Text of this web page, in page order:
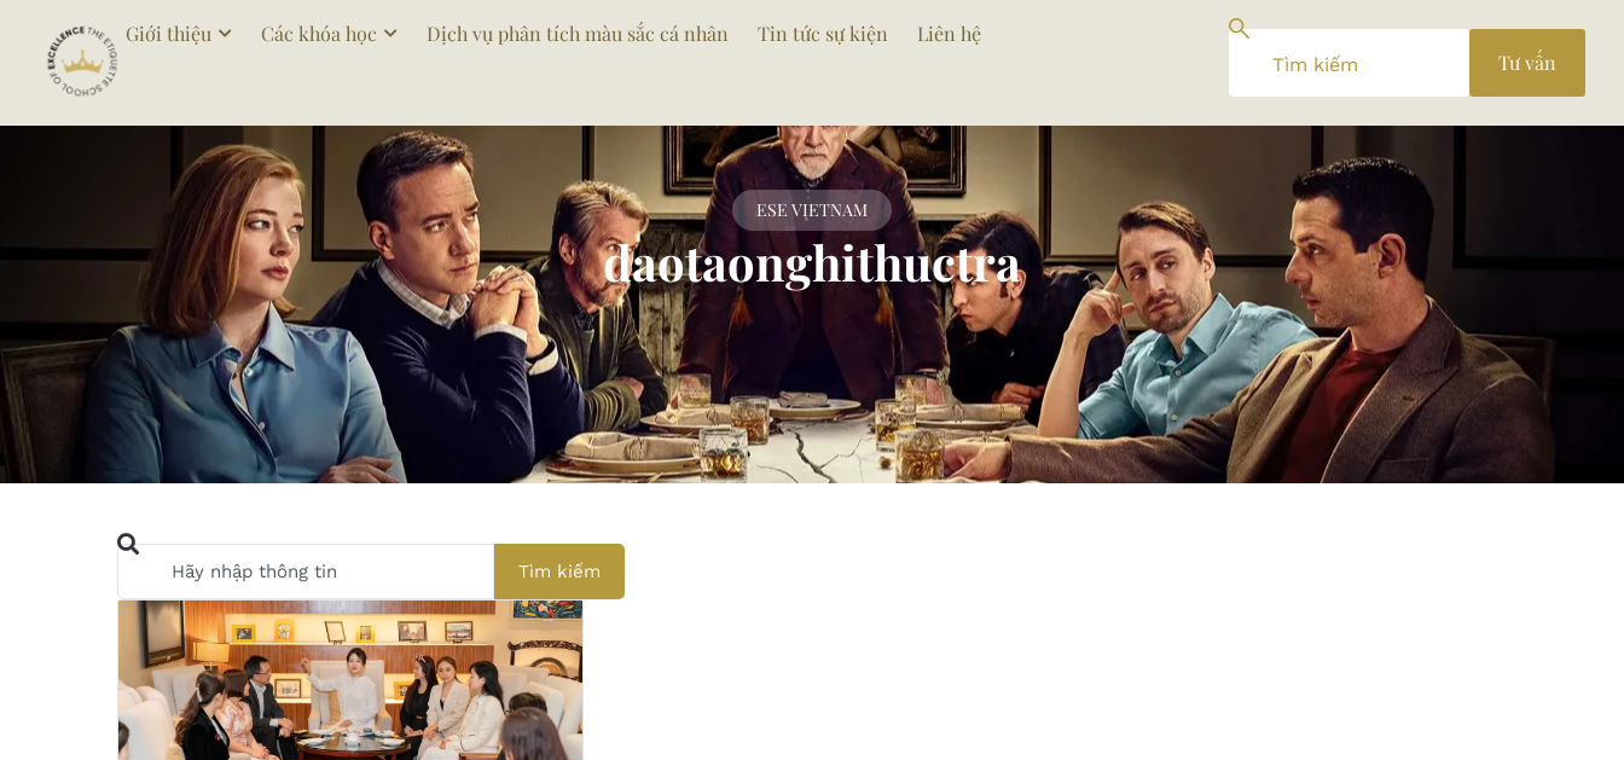
Giới thiệu Các khóa học Dịch vụ phân tích màu sắc cá nhân Tin tức sự kiện
Liên hệ
Tư vấn
ESE VIETNAM
daotaonghithuctra
Tìm kiếm